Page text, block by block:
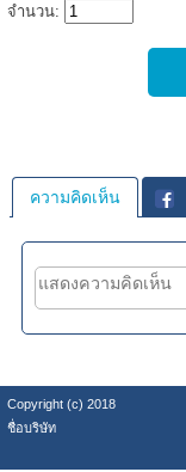
จำนวน:
ความคิดเห็น
Copyright (c) 2018
ชื่อบริษัท